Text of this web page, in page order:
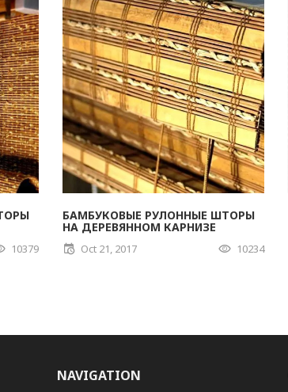
10379
БАМБУКОВЫЕ РУЛОННЫЕ ШТОРЫ
НА ДЕРЕВЯННОМ КАРНИЗЕ
Oct 21, 2017 10234
NAVIGATION